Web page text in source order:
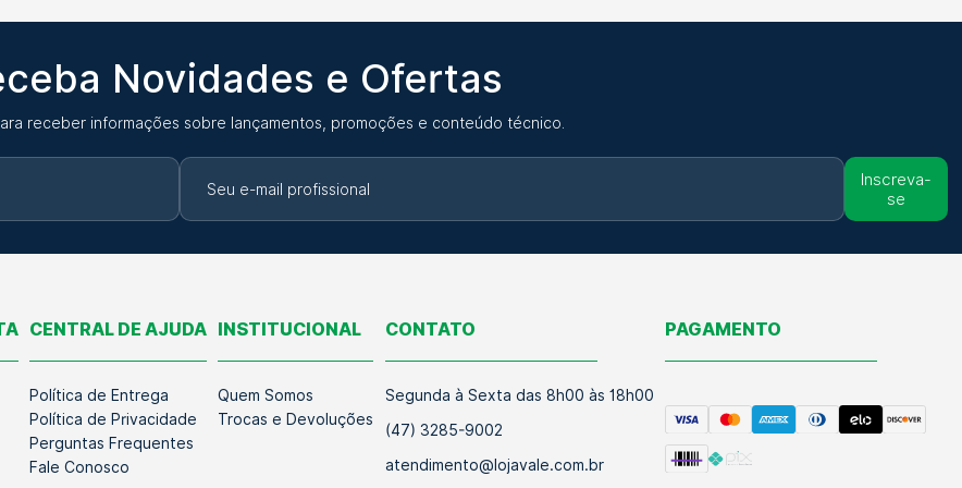
Novidades e Ofertas
receber informações sobre lançamentos, promoções e conteúdo técnico.
Inscreva-
se
CENTRAL DE AJUDA
Política de Entrega
Política de Privacidade
Perguntas Frequentes
Fale Conosco
INSTITUCIONAL
Quem Somos
Trocas e Devoluções
CONTATO
Segunda à Sexta das 8h00 às 18h00
(47) 3285-9002
atendimento@lojavale.com.br
PAGAMENTO